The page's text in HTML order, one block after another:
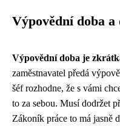
Výpovědní doba
Výpovědní doba je
zaměstnavatel předá
šéf rozhodne, že s vámi
to za sebou. Musí dodržet
Zákoník práce to má jasně